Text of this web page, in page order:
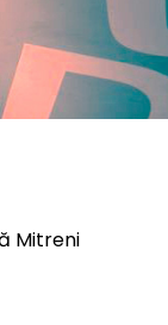
Mitreni